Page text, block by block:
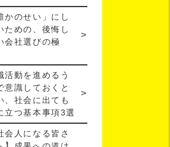
かのせい」にし
ための、後悔し
会社選びの極
活動を進めるう
意識しておくと
、社会に出ても
立つ基本事項3選
会人になる皆さ